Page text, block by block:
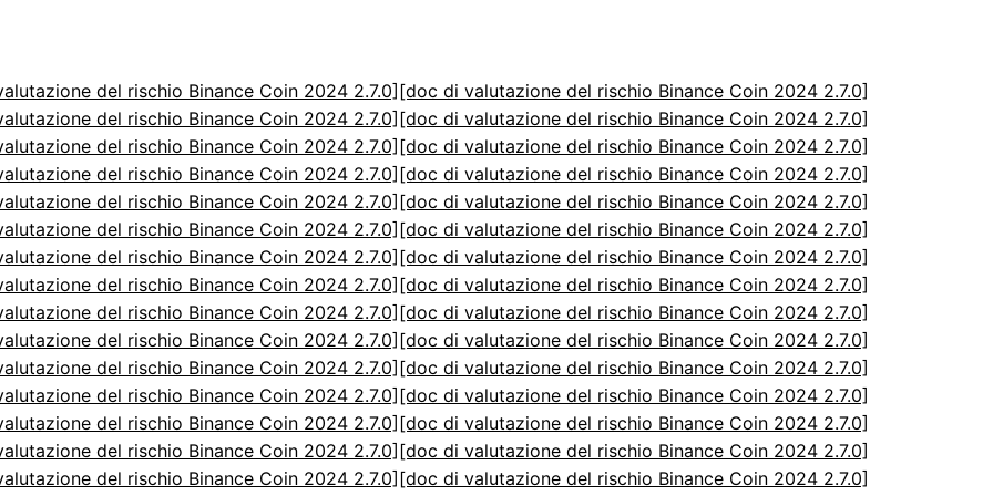
del rischio Binance Coin 2024 2.7.0] [doc di valutazione del rischio Binance Coin 2024 2.7.0]
del rischio Binance Coin 2024 2.7.0] [doc di valutazione del rischio Binance Coin 2024 2.7.0]
del rischio Binance Coin 2024 2.7.0] [doc di valutazione del rischio Binance Coin 2024 2.7.0]
del rischio Binance Coin 2024 2.7.0] [doc di valutazione del rischio Binance Coin 2024 2.7.0]
del rischio Binance Coin 2024 2.7.0] [doc di valutazione del rischio Binance Coin 2024 2.7.0]
del rischio Binance Coin 2024 2.7.0] [doc di valutazione del rischio Binance Coin 2024 2.7.0]
del rischio Binance Coin 2024 2.7.0] [doc di valutazione del rischio Binance Coin 2024 2.7.0]
del rischio Binance Coin 2024 2.7.0] [doc di valutazione del rischio Binance Coin 2024 2.7.0]
del rischio Binance Coin 2024 2.7.0] [doc di valutazione del rischio Binance Coin 2024 2.7.0]
del rischio Binance Coin 2024 2.7.0] [doc di valutazione del rischio Binance Coin 2024 2.7.0]
del rischio Binance Coin 2024 2.7.0] [doc di valutazione del rischio Binance Coin 2024 2.7.0]
del rischio Binance Coin 2024 2.7.0] [doc di valutazione del rischio Binance Coin 2024 2.7.0]
del rischio Binance Coin 2024 2.7.0] [doc di valutazione del rischio Binance Coin 2024 2.7.0]
del rischio Binance Coin 2024 2.7.0] [doc di valutazione del rischio Binance Coin 2024 2.7.0]
del rischio Binance Coin 2024 2.7.0] [doc di valutazione del rischio Binance Coin 2024 2.7.0]